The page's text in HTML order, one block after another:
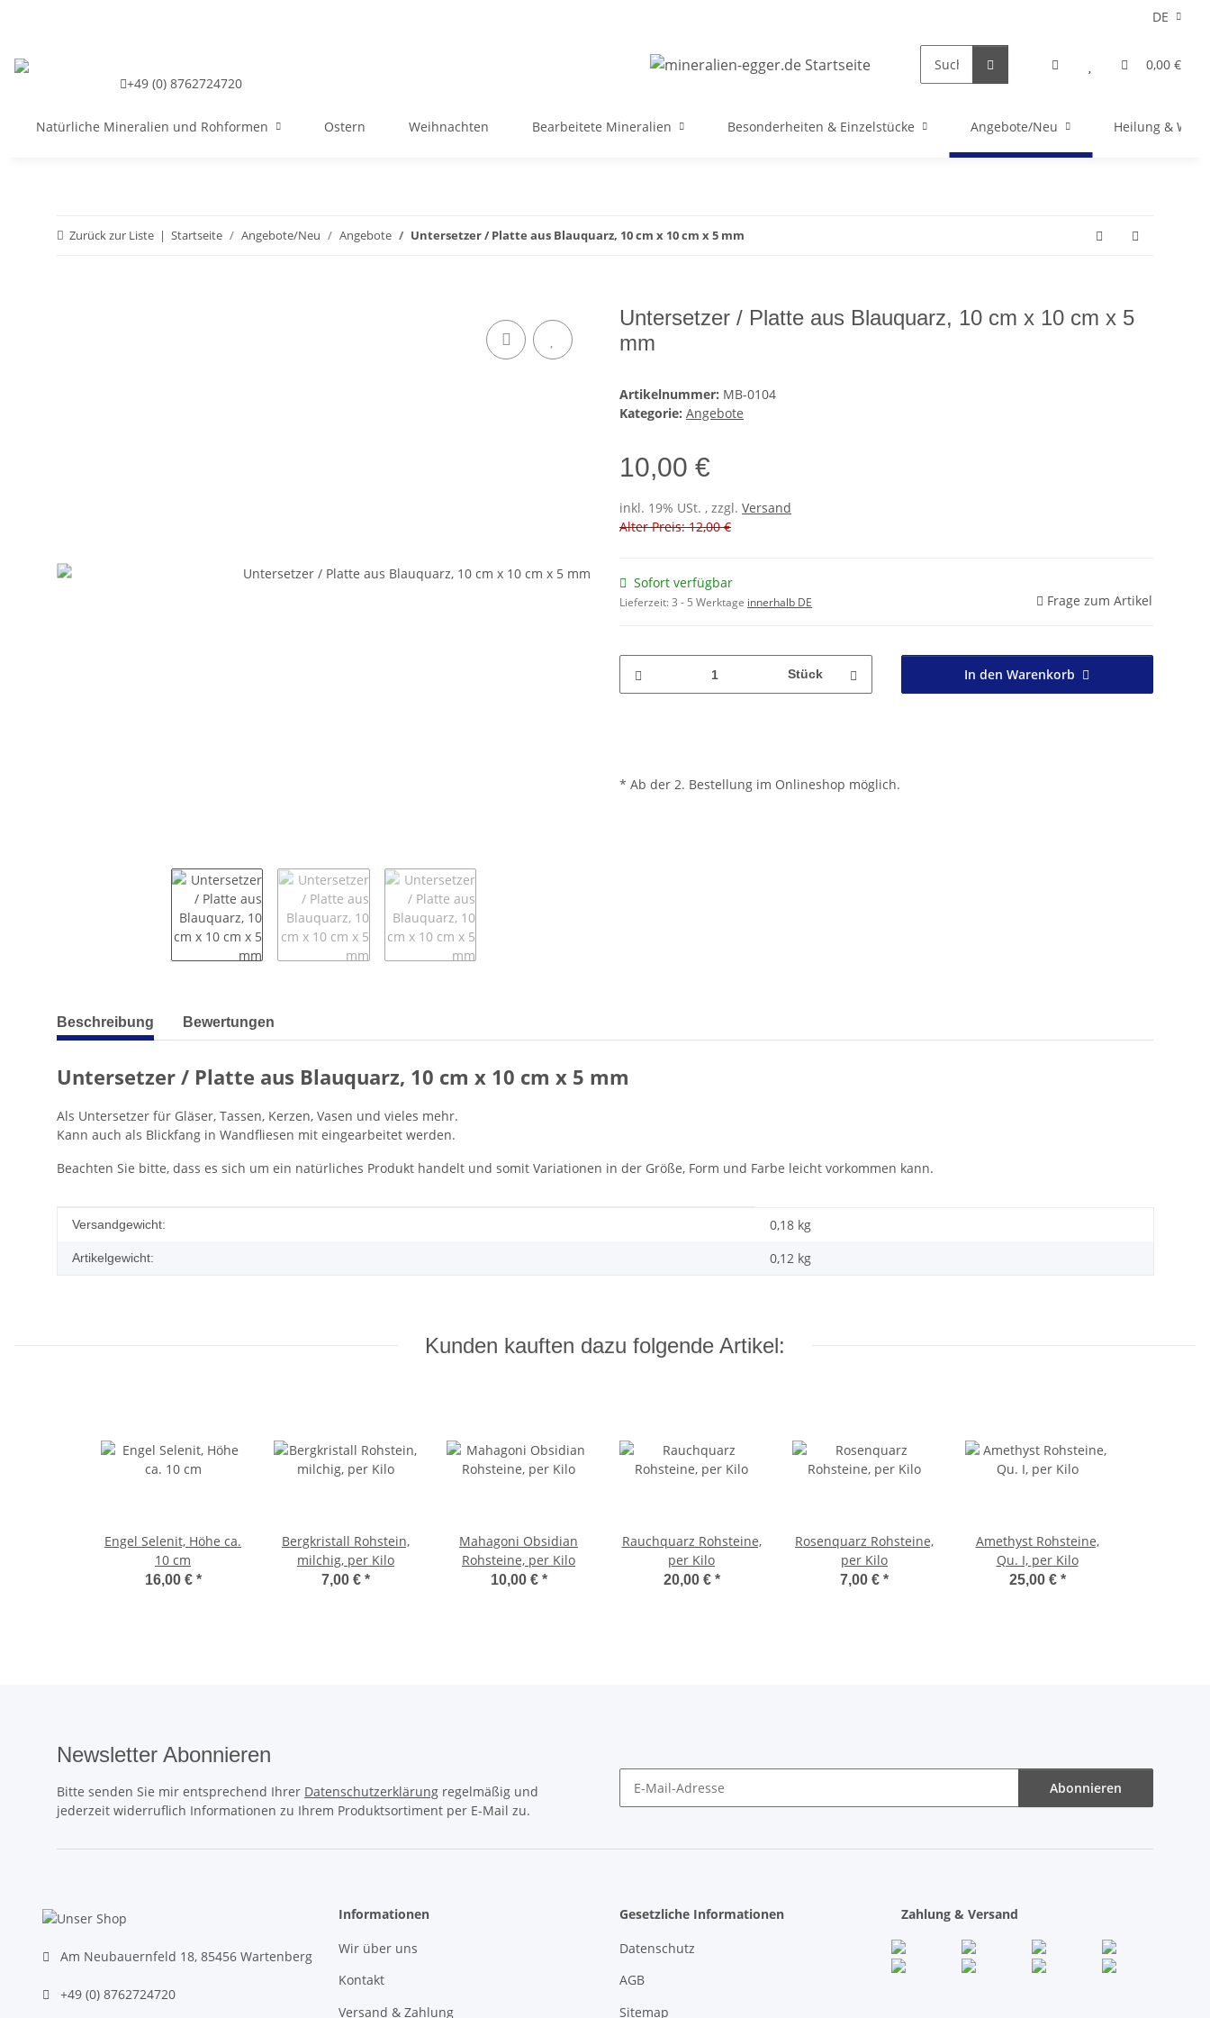
DE
+49 (0) 8762724720
0,00 €
Natürliche Mineralien und Rohformen Ostern Weihnachten Bearbeitete Mineralien Besonderheiten & Einzelstücke Angebote/Neu Heilung &
Zurück zur Liste Startseite Angebote/Neu Angebote Untersetzer / Platte aus Blauquarz, 10 cm x 10 cm x 5 mm
Untersetzer / Platte aus Blauquarz, 10 cm x 10 cm x 5
mm
Artikelnummer: MB-0104
Kategorie: Angebote
10,00 €
inkl. 19% USt. , zzgl. Versand
Alter Preis: 12,00 €
Sofort verfügbar
Lieferzeit:3 - 5 Werktage innerhalb DE Frage zum Artikel
Stück In den Warenkorb
* Ab der 2. Bestellung im Onlineshop möglich.
weitere Registerkarten anzeigen
Beschreibung Bewertungen
Untersetzer / Platte aus Blauquarz, 10 cm x 10 cm x 5 mm
Als Untersetzer für Gläser, Tassen, Kerzen, Vasen und vieles mehr.
Kann auch als Blickfang in Wandfliesen mit eingearbeitet werden.
Beachten Sie bitte, dass es sich um ein natürliches Produkt handelt und somit Variationen in der Größe, Form und Farbe leicht vorkommen kann.
Produkteigenschaft
Wert
Versandgewicht: 0,18 kg
Artikelgewicht: 0,12 kg
Kunden kauften dazu folgende Artikel:
Engel Selenit, Höhe ca.
10 cm
16,00 € *
Bergkristall Rohstein,
milchig, per Kilo
7,00 € *
Mahagoni Obsidian
Rohsteine, per Kilo
10,00 € *
Rauchquarz Rohsteine,
per Kilo
20,00 € *
Rosenquarz Rohsteine,
per Kilo
7,00 € *
Amethyst Rohsteine,
Qu. I, per Kilo
25,00 € *
Newsletter Abonnieren
Bitte senden Sie mir entsprechend Ihrer Datenschutzerklärung regelmäßig und
jederzeit widerruflich Informationen zu Ihrem Produktsortiment per E-Mail zu.
Abonnieren
Am Neubauernfeld 18, 85456 Wartenberg
+49 (0) 8762724720
Informationen
Wir über uns
Kontakt
Versand & Zahlung
Gesetzliche Informationen
Datenschutz
AGB
Sitemap
Zahlung & Versand